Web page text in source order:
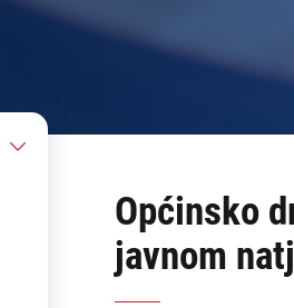
Kontakti
naDORH
USKOK
Općinsko
javnom